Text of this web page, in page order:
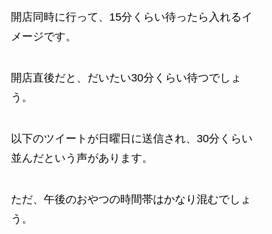
開店同時に行って、15分くらい待ったら入れるイ
メージです。
開店直後だと、だいたい30分くらい待つでしょ
う。
以下のツイートが日曜日に送信され、30分くらい
並んだという声があります。
ただ、午後のおやつの時間帯はかなり混むでしょ
う。